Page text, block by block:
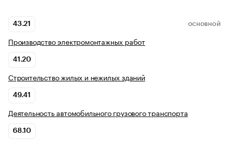
43.21 ОСНОВНОЙ
Производство электромонтажных работ
41.20
Строительство жилых и нежилых зданий
49.41
Деятельность автомобильного грузового транспорта
68.10